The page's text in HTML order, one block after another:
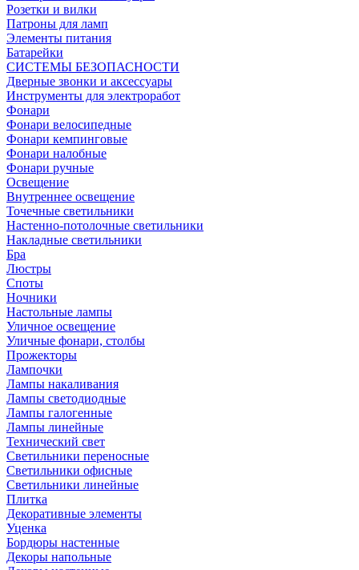
Розетки и вилки
Патроны для ламп
Элементы питания
Батарейки
СИСТЕМЫ БЕЗОПАСНОСТИ
Дверные звонки и аксессуары
Инструменты для электроработ
Фонари
Фонари велосипедные
Фонари кемпинговые
Фонари налобные
Фонари ручные
Освещение
Внутреннее освещение
Точечные светильники
Настенно-потолочные светильники
Накладные светильники
Бра
Люстры
Споты
Ночники
Настольные лампы
Уличное освещение
Уличные фонари, столбы
Прожекторы
Лампочки
Лампы накаливания
Лампы светодиодные
Лампы галогенные
Лампы линейные
Технический свет
Светильники переносные
Светильники офисные
Светильники линейные
Плитка
Декоративные элементы
Уценка
Бордюры настенные
Декоры напольные